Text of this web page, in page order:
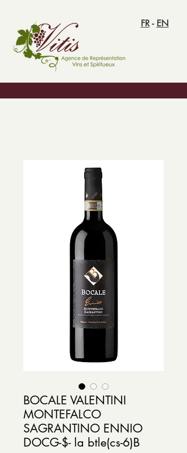
FR- EN
BOCALE VALENTINI
MONTEFALCO
SAGRANTINO ENNIO
DOCG-$- la btle(cs-6)B